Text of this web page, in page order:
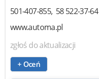
501-407-855 58 522-37-64
www.automa.pl
zgłoś do aktualizacji
+ Oceń